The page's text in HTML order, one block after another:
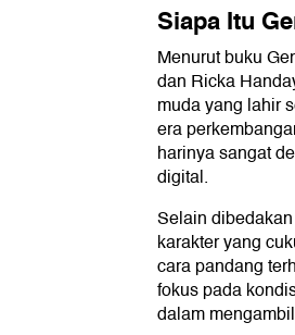
Siapa Itu
Menurut buku
dan Ricka
muda yang lahir
era
harinya sangat
digital.
Selain
karakter yang
cara pandang
fokus pada
dalam